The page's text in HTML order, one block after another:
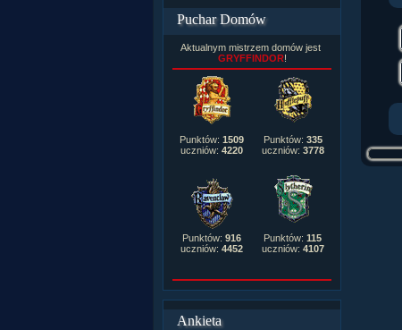
Puchar Domów
Aktualnym mistrzem domów jest
GRYFFINDOR!
Punktów: 1509
uczniów: 4220
Punktów: 335
uczniów: 3778
Punktów: 916
uczniów: 4452
Punktów: 115
uczniów: 4107
Ankieta